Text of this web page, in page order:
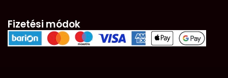
Fizetési módok